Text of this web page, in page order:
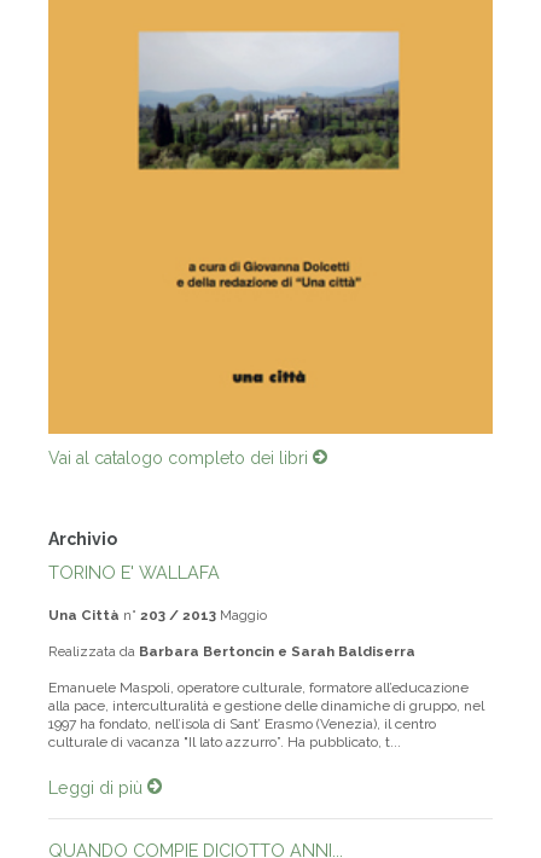
Vai al catalogo completo dei libri
Archivio
TORINO E' WALLAFA
Una Città n° 203 / 2013 Maggio
Realizzata da Barbara Bertoncin e Sarah Baldiserra
Emanuele Maspoli, operatore culturale, formatore all’educazione
alla pace, interculturalità e gestione delle dinamiche di gruppo, nel
1997 ha fondato, nell’isola di Sant’ Erasmo (Venezia), il centro
culturale di vacanza "Il lato azzurro”. Ha pubblicato, t...
Leggi di più